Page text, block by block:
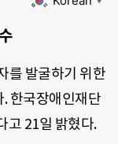
를 발굴하기 위한
. 한국장애인재단
고 21일 밝혔다.